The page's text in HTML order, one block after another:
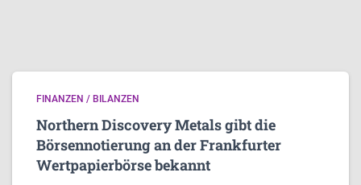
FINANZEN / BILANZEN
Northern Discovery Metals gibt die
Börsennotierung an der Frankfurter
Wertpapierbörse bekannt